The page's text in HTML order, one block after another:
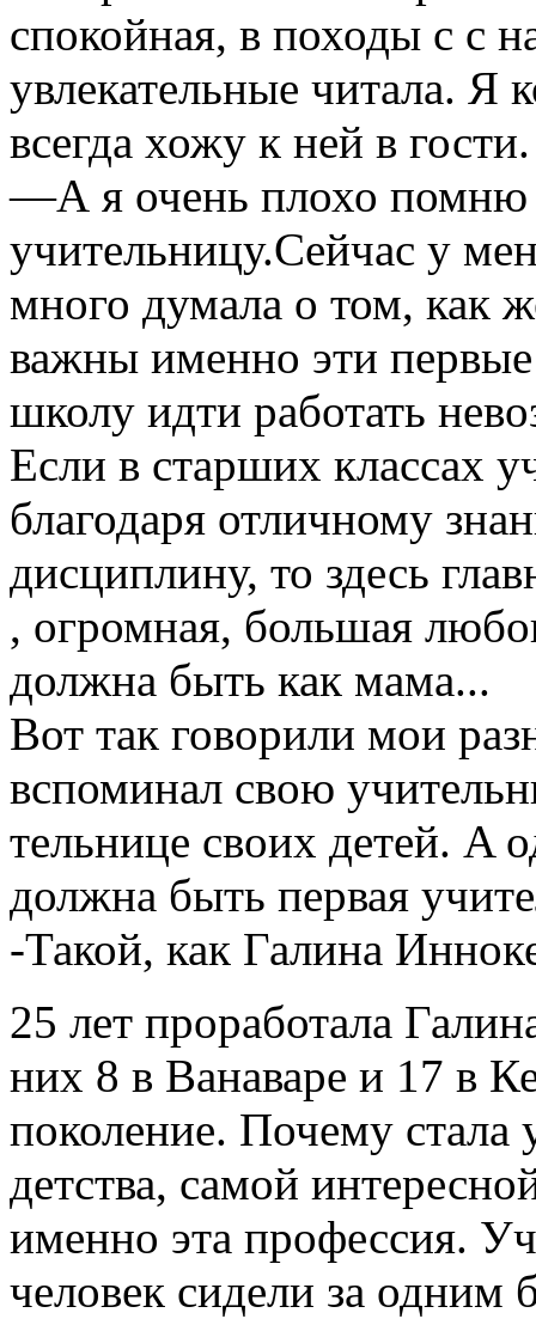
спокойная, в походы с с
увлекательные читала. Я
всегда хожу к ней в гости.
—А я очень плохо помню
учительницу.Сейчас у
много думала о том, как
важны именно эти
школу идти работать
Если в старших классах
благодаря отличному
дисциплину, то здесь
, огромная, большая
должна быть как мама...
Вот так говорили мои
вспоминал свою
тельнице своих детей. A
должна быть первая
-Такой, как Галина
25 лет проработала
них 8 в Ванаваре и 17 в
поколение. Почему стала
детства, самой
именно эта профессия.
человек сидели за